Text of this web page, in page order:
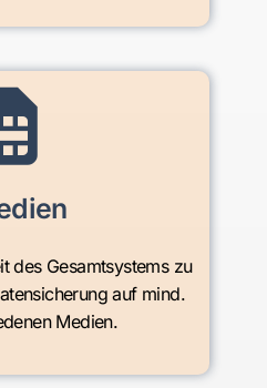
des Gesamtsystems zu
auf mind.
Medien.